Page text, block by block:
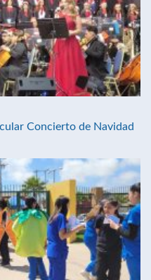
Concierto de Navidad